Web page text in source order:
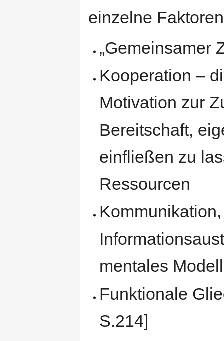
einzelne
„Gemeinsamer
Kooperation –
Motivation zur
Bereitschaft,
einfließen zu
Ressourcen
mentales Modell
Funktionale
S.214]